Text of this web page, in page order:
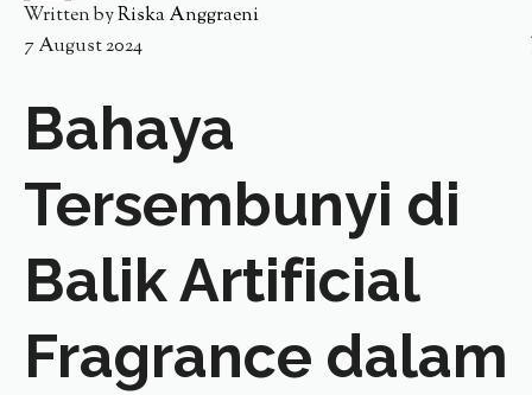
Written byRiska Anggraeni
7 August 2024
Bahaya
Tersembunyi di
Balik Artificial
Fragrance dalam